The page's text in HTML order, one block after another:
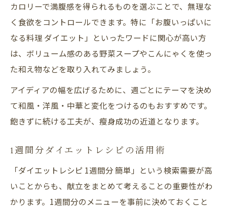
カロリーで満腹感を得られるものを選ぶことで、無理な
く食欲をコントロールできます。特に「お腹いっぱいに
なる料理 ダイエット」といったワードに関心が高い方
は、ボリューム感のある野菜スープやこんにゃくを使っ
た和え物などを取り入れてみましょう。
アイディアの幅を広げるために、週ごとにテーマを決め
て和風・洋風・中華と変化をつけるのもおすすめです。
飽きずに続ける工夫が、瘦身成功の近道となります。
1週間分ダイエットレシピの活用術
「ダイエットレシピ 1週間分 簡単」という検索需要が高
いことからも、献立をまとめて考えることの重要性がわ
かります。1週間分のメニューを事前に決めておくこと